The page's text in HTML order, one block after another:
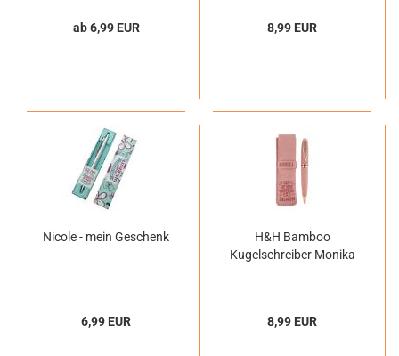
ab 6,99 EUR 8,99 EUR
Nicole - mein Geschenk
6,99 EUR
H&H Bamboo
Kugelschreiber Monika
8,99 EUR